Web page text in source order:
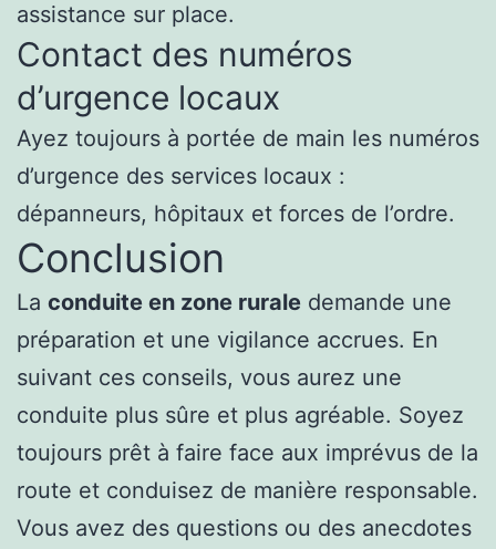
assistance sur place.
Contact des numéros
d’urgence locaux
Ayez toujours à portée de main les numéros
d’urgence des services locaux :
dépanneurs, hôpitaux et forces de l’ordre.
Conclusion
La conduite en zone rurale demande une
préparation et une vigilance accrues. En
suivant ces conseils, vous aurez une
conduite plus sûre et plus agréable. Soyez
toujours prêt à faire face aux imprévus de la
route et conduisez de manière responsable.
Vous avez des questions ou des anecdotes